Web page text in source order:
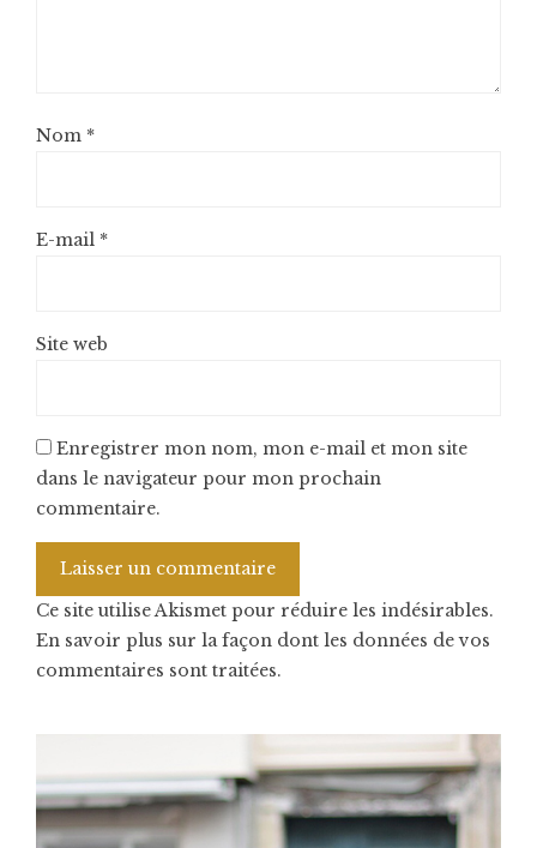
Nom *
E-mail *
Site web
Enregistrer mon nom, mon e-mail et mon site
dans le navigateur pour mon prochain
commentaire.
Ce site utilise Akismet pour réduire les indésirables.
En savoir plus sur la façon dont les données de vos
commentaires sont traitées.